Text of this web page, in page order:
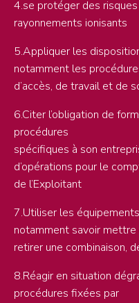
4.se protéger des risques
rayonnements ionisants
5.Appliquer les
notamment les
d’accès, de travail et de
6.Citer l’obligation de
procédures
spécifiques à son
d’opérations pour le
de l’Exploitant
7.Utiliser les
notamment savoir
retirer une combinaison,
8.Réagir en situation
procédures fixées par